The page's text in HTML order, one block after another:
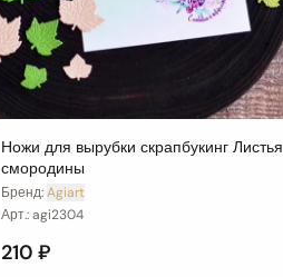
Ножи для вырубки скрапбукинг Листья
смородины
Бренд:Agiart
Арт.:agi2304
210 ₽